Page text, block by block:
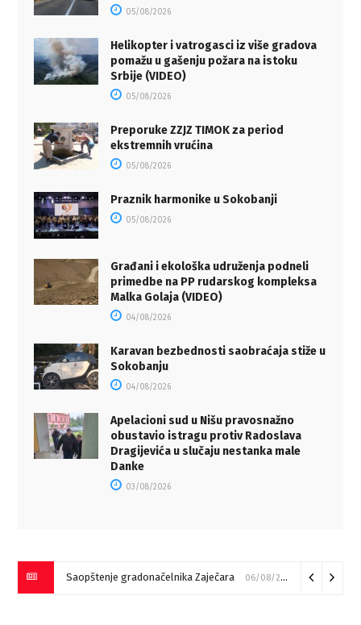
05/08/2026
Helikopter i vatrogasci iz više gradova
pomažu u gašenju požara na istoku
Srbije (VIDEO)
05/08/2026
Preporuke ZZJZ TIMOK za period
ekstremnih vrućina
05/08/2026
Praznik harmonike u Sokobanji
05/08/2026
Građani i ekološka udruženja podneli
primedbe na PP rudarskog kompleksa
Malka Golaja (VIDEO)
04/08/2026
Karavan bezbednosti saobraćaja stiže u
Sokobanju
04/08/2026
Apelacioni sud u Nišu pravosnažno
obustavio istragu protiv Radoslava
Dragijevića u slučaju nestanka male
Danke
03/08/2026
Saopštenje gradonačelnika Zaječara 06/08/2026